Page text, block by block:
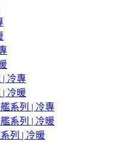
| 冷專
| 冷暖
系列 | 冷專
系列 | 冷暖
列 | 冷暖